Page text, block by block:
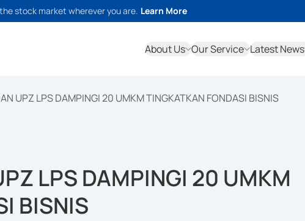
stock market wherever you are. Learn More
About Us Our Service Latest News
UPZ LPS DAMPINGI 20 UMKM TINGKATKAN FONDASI BISNIS
LPS DAMPINGI 20 UMKM
BISNIS